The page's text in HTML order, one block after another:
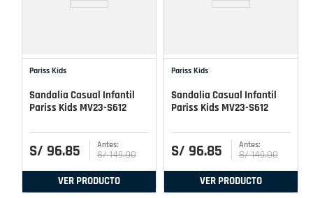
Pariss Kids
Sandalia Casual Infantil
Pariss Kids MV23-S612
S/ 96.85 S/ 149.00
VER PRODUCTO
Pariss Kids
Sandalia Casual Infantil
Pariss Kids MV23-S612
S/ 96.85 S/ 149.00
VER PRODUCTO